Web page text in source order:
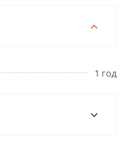
1 год